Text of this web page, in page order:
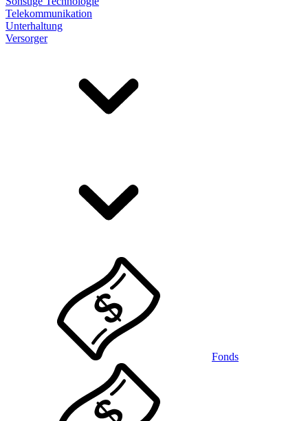
Telekommunikation
Unterhaltung
Versorger
Fonds